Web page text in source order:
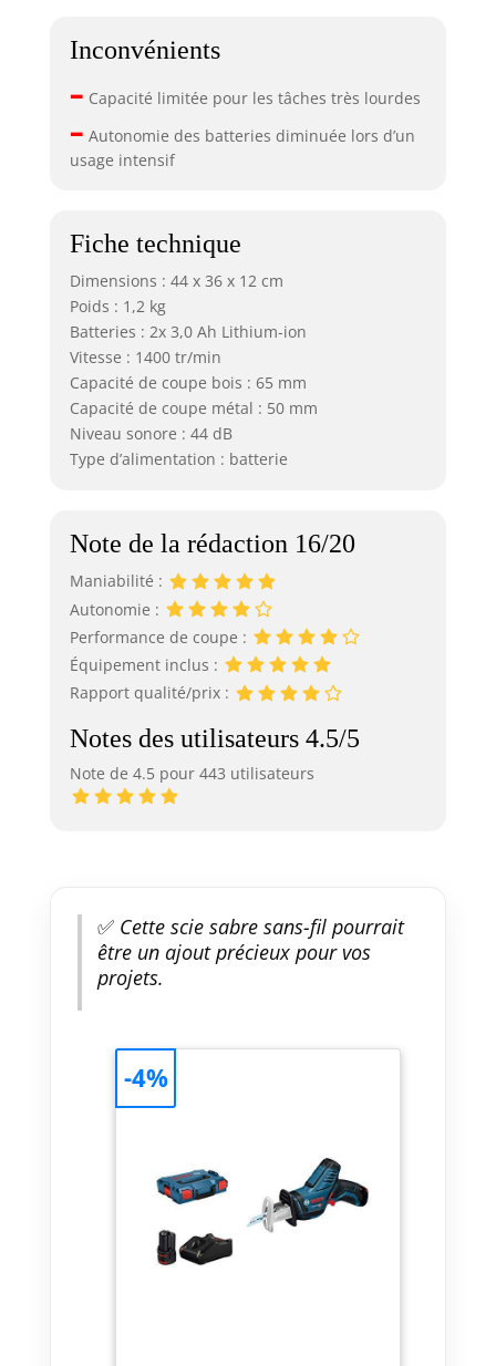
Inconvénients
– Capacité limitée pour les tâches très lourdes
– Autonomie des batteries diminuée lors d’un
usage intensif
Fiche technique
Dimensions : 44 x 36 x 12 cm
Poids : 1,2 kg
Batteries : 2x 3,0 Ah Lithium-ion
Vitesse : 1400 tr/min
Capacité de coupe bois : 65 mm
Capacité de coupe métal : 50 mm
Niveau sonore : 44 dB
Type d’alimentation : batterie
Note de la rédaction 16/20
Maniabilité :
Autonomie :
Performance de coupe :
Équipement inclus :
Rapport qualité/prix :
Notes des utilisateurs 4.5/5
Note de 4.5 pour 443 utilisateurs
✅Cette scie sabre sans-fil pourrait
être un ajout précieux pour vos
projets.
-4%